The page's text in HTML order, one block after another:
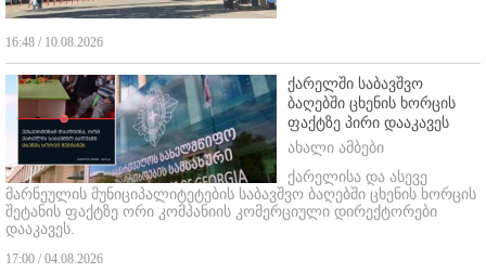
16:48 / 10.08.2026
ქარელში საბავშვო
ბაღებში ცხენის ხორცის
ფაქტზე პირი დააკავეს
ახალი ამბები
ქარელისა და ასევე
მარნეულის მუნიციპალიტეტების საბავშვო ბაღებში ცხენის ხორცის
შეტანის ფაქტზე ორი კომპანიის კომერციული დირექტორები
დააკავეს.
17:00 / 04.08.2026